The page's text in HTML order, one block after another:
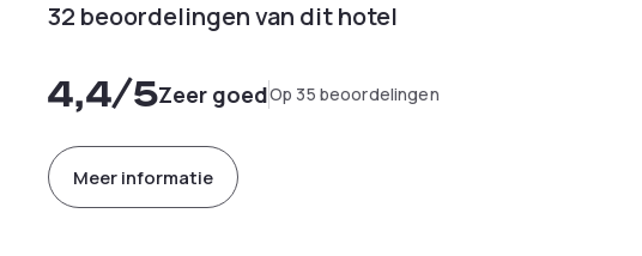
32 beoordelingen van dit hotel
4,4/5Zeer goedOp 35 beoordelingen
Meer informatie